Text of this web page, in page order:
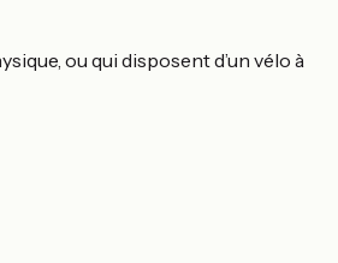
ou qui disposent d’un vélo à